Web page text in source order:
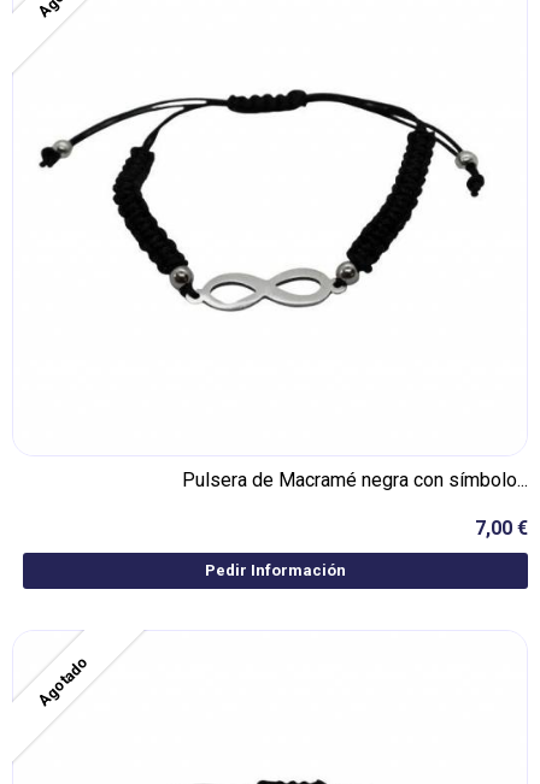
Pulsera de Macramé negra con símbolo...
7,00 €
Pedir Información
Agotado